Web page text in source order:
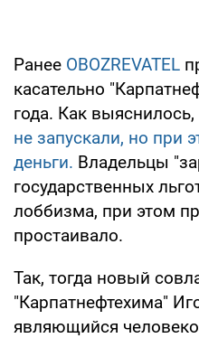
Ранее OBOZREVATEL
касательно
года. Как
не запускали, но при
деньги. Владельцы
государственных
лоббизма, при этом
простаивало.
Так, тогда новый
"Карпатнефтехима"
являющийся